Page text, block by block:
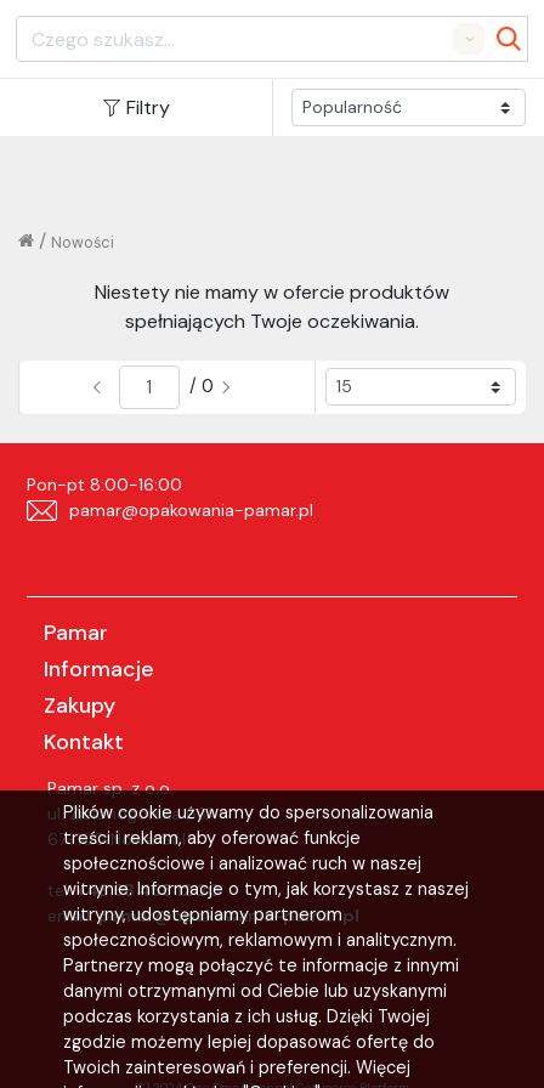
Plików cookie używamy do spersonalizowania
treści i reklam, aby oferować funkcje
społecznościowe i analizować ruch w naszej
witrynie. Informacje o tym, jak korzystasz z naszej
witryny, udostępniamy partnerom
społecznościowym, reklamowym i analitycznym.
Partnerzy mogą połączyć te informacje z innymi
danymi otrzymanymi od Ciebie lub uzyskanymi
podczas korzystania z ich usług. Dzięki Twojej
zgodzie możemy lepiej dopasować ofertę do
Twoich zainteresowań i preferencji. Więcej
Search
Filtry
Nowości
/
Niestety nie mamy w ofercie produktów
spełniających Twoje oczekiwania.
/ 0
Pon-pt 8:00-16:00
pamar@opakowania-pamar.pl
Pamar
Informacje
Zakupy
Kontakt
Pamar sp. z o.o.
ul. Zielonogórska 63A
67-100 Nowa Sól
tel:+48 68 455 12 20
email:pamar@opakowania-pamar.pl